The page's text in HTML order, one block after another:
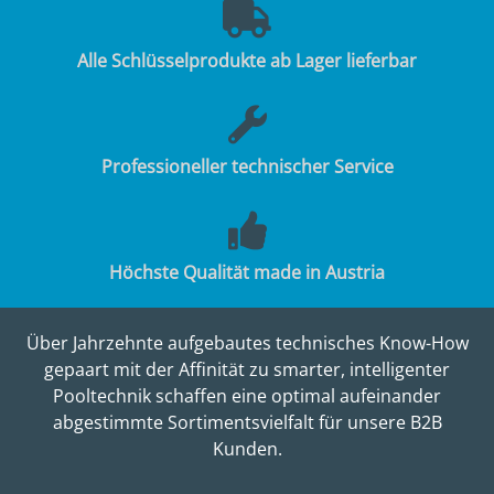
Alle Schlüsselprodukte ab Lager lieferbar
Professioneller technischer Service
Höchste Qualität made in Austria
Über Jahrzehnte aufgebautes technisches Know-How
gepaart mit der Affinität zu smarter, intelligenter
Pooltechnik schaffen eine optimal aufeinander
abgestimmte Sortimentsvielfalt für unsere B2B
Kunden.